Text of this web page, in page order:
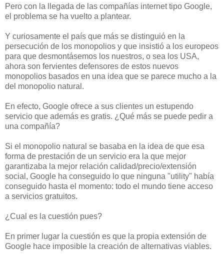
Pero con la llegada de las compañías internet tipo Google,
el problema se ha vuelto a plantear.
Y curiosamente el país que más se distinguió en la
persecución de los monopolios y que insistió a los europeos
para que desmontásemos los nuestros, o sea los USA,
ahora son fervientes defensores de estos nuevos
monopolios basados en una idea que se parece mucho a la
del monopolio natural.
En efecto, Google ofrece a sus clientes un estupendo
servicio que además es gratis. ¿Qué más se puede pedir a
una compañía?
Si el monopolio natural se basaba en la idea de que esa
forma de prestación de un servicio era la que mejor
garantizaba la mejor relación calidad/precio/extensión
social, Google ha conseguido lo que ninguna "utility" había
conseguido hasta el momento: todo el mundo tiene acceso
a servicios gratuitos.
¿Cual es la cuestión pues?
En primer lugar la cuestión es que la propia extensión de
Google hace imposible la creación de alternativas viables.